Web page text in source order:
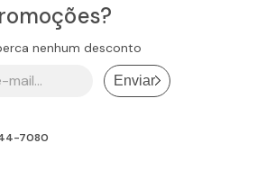
7080
nenhum desconto
Enviar